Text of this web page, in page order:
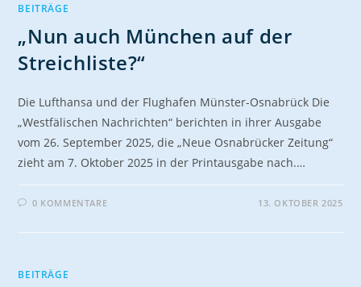
BEITRÄGE
„Nun auch München auf der
Streichliste?“
Die Lufthansa und der Flughafen Münster-Osnabrück Die
„Westfälischen Nachrichten“ berichten in ihrer Ausgabe
vom 26. September 2025, die „Neue Osnabrücker Zeitung“
zieht am 7. Oktober 2025 in der Printausgabe nach.…
0 KOMMENTARE 13. OKTOBER 2025
BEITRÄGE